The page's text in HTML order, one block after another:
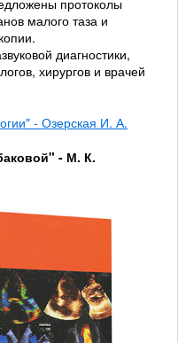
протоколы
малого таза и
диагностики,
хирургов и врачей
- Озерская И. А.
- М. К.